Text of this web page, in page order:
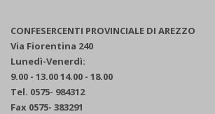
CONFESERCENTI PROVINCIALE DI AREZZO
Via Fiorentina 240
Lunedì-Venerdì:
9.00 - 13.00 14.00 - 18.00
Tel. 0575- 984312
Fax 0575- 383291